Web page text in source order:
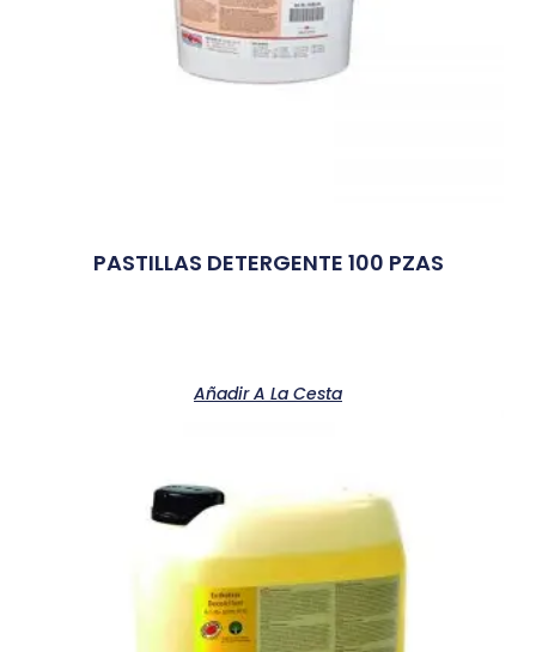
PASTILLAS DETERGENTE 100 PZAS
Añadir A La Cesta